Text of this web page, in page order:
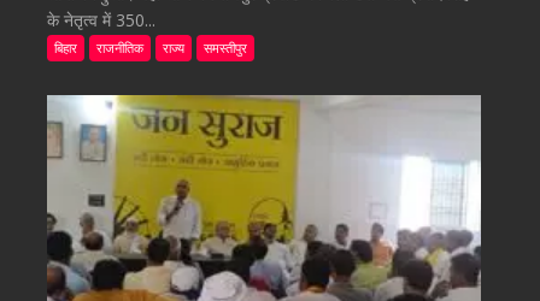
के नेतृत्व में 350...
बिहार राजनीतिक राज्य समस्तीपुर